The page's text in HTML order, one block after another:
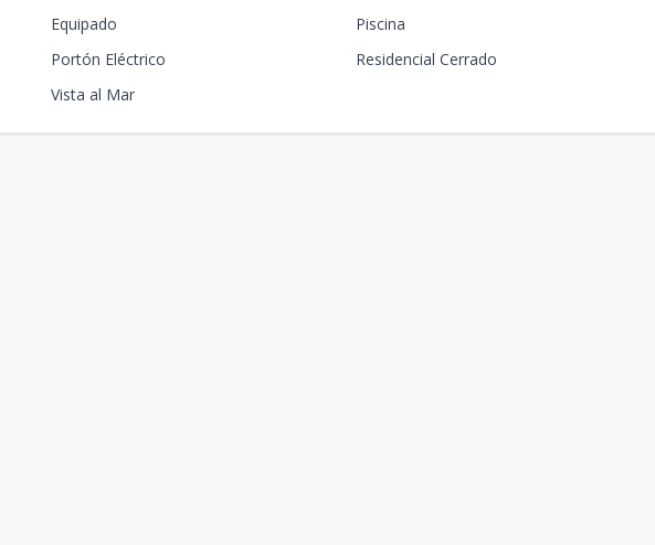
Equipado
Piscina
Portón Eléctrico
Residencial Cerrado
Vista al Mar